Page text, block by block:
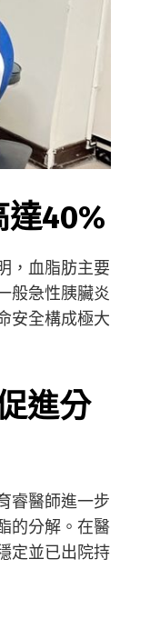
40%
，血脂肪主要
般急性胰臟炎
安全構成極大
進分
睿醫師進一步
的分解。在醫
定並已出院持